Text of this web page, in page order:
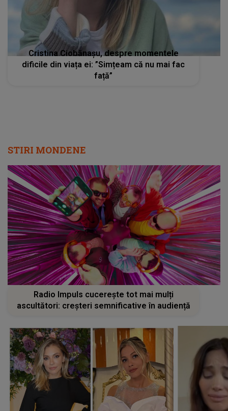
Cristina Ciobănașu, despre momentele
dificile din viața ei: ”Simțeam că nu mai fac
față”
STIRI MONDENE
Radio Impuls cucerește tot mai mulți
ascultători: creșteri semnificative în audiență